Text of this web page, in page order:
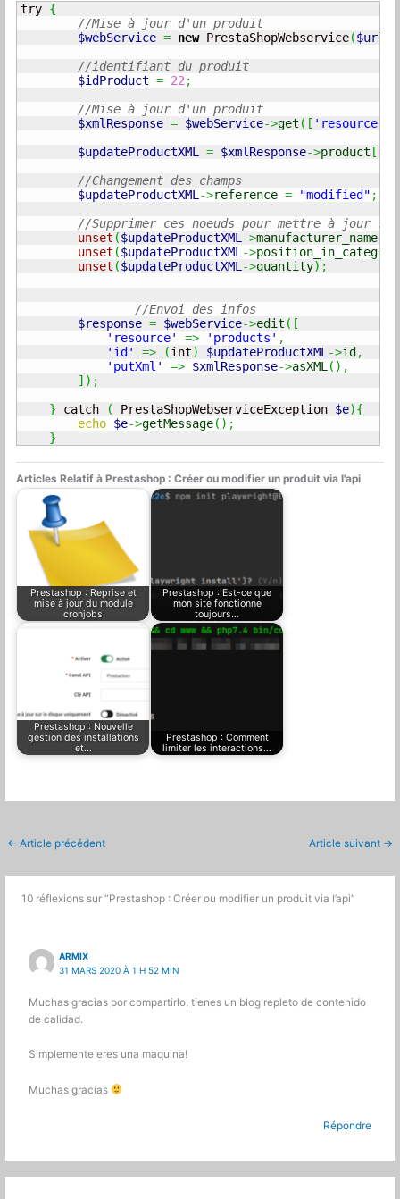
try {
//Mise à jour d'un produit
$webService = new PrestaShopWebservice($url
//identifiant du produit
$idProduct = 22 ;
//Mise à jour d'un produit
$xmlResponse = $webService->get ( [ 'resource'
$updateProductXML
= $xmlResponse->product [0
//Changement des champs
$updateProductXML ->reference = "modified" ;
//Supprimer ces noeuds pour mettre à jour
unset ($updateProductXML ->manufacturer_name
unset ($updateProductXML ->position_in_category
unset ($updateProductXML ->quantity) ;
//Envoi des infos
$response = $webService->edit ( [
'resource'
=> 'products' ,
'id'
=> (int) $updateProductXML ->id ,
'putXml'
=> $xmlResponse->asXML ( ) ,
] ) ;
} catch ( PrestaShopWebserviceException $e){
echo $e->getMessage( ) ;
}
Articles Relatif à Prestashop : Créer ou modifier un produit via l'api
Prestashop : Reprise et
mise à jour du module
cronjobs
Prestashop : Est-ce que
mon site fonctionne
toujours…
Prestashop : Nouvelle
gestion des installations
et…
Prestashop : Comment
limiter les interactions…
← Article précédent Article suivant →
10 réflexions sur “Prestashop : Créer ou modifier un produit via l’api”
ARMIX
31 MARS 2020 À 1 H 52 MIN
Muchas gracias por compartirlo, tienes un blog repleto de contenido
de calidad.
Simplemente eres una maquina!
Muchas gracias
Répondre